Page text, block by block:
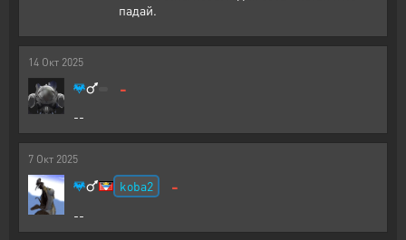
падай.
14 Окт 2025
-
--
7 Окт 2025
koba2 -
--